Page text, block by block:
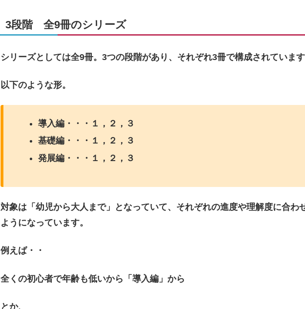
まずは、『わかーるワーク』とは？ということから。
『わかーるワーク』は、全音楽譜出版社発行の、楽典の基礎を学ぶための問
「基礎」とは、つまり、調性を学ぶ手前まで、ということです。（私の基準
調性に関する問題は含まれていません。
3段階 全9冊のシリーズ
シリーズとしては全9冊。3つの段階があり、それぞれ3冊で構成されていま
以下のような形。
基礎編・・・１，２，３